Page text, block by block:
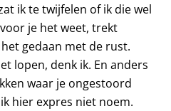
ik te twijfelen of ik die wel
je het weet, trekt
gedaan met de rust.
lopen, denk ik. En anders
waar je ongestoord
hier expres niet noem.